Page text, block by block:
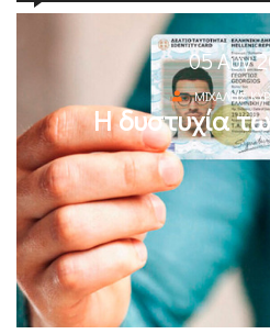
05 Αυγ
ΜΙΧΆΛΗΣ
Η δυστυχία